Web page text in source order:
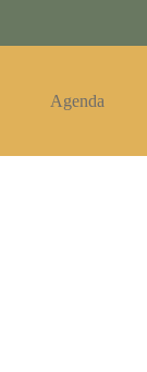
Agenda